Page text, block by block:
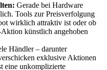
Gerade bei Hardware
Tools zur Preisverfolgung
wirklich attraktiv ist oder ob
künstlich angehoben
Händler – darunter
exklusive Aktionen
eine unkomplizierte